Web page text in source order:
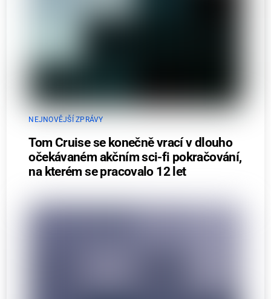
NEJNOVĚJŠÍ ZPRÁVY
Tom Cruise se konečně vrací v dlouho
očekávaném akčním sci-fi pokračování,
na kterém se pracovalo 12 let